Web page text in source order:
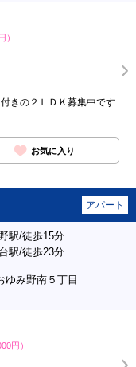
）
きの２ＬＤＫ募集中です
お気に入り
アパート
駅/徒歩15分
駅/徒歩23分
ゆみ野南５丁目
円）